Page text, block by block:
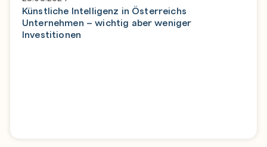
Künstliche Intelligenz in Österreichs
Unternehmen – wichtig aber weniger
Investitionen